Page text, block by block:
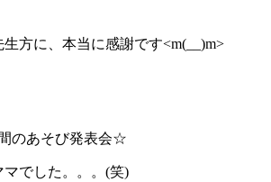
方に、本当に感謝です<m(__)m>
のあそび発表会☆
でした。。。(笑)